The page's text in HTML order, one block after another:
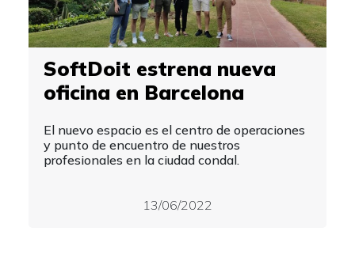
SoftDoit estrena nueva
oficina en Barcelona
El nuevo espacio es el centro de operaciones
y punto de encuentro de nuestros
profesionales en la ciudad condal.
13/06/2022